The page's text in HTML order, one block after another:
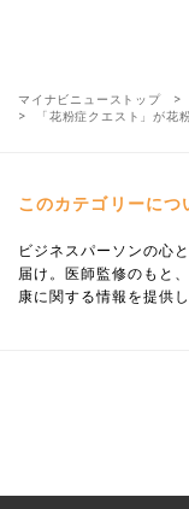
マイナビニューストップ
「花粉症クエスト」が花
このカテゴリーにつ
ビジネスパーソンの心
届け。医師監修のもと
康に関する情報を提供し